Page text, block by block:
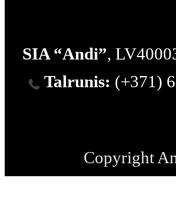
SIA “Andi”,
Talrunis: (+371)
Copyright